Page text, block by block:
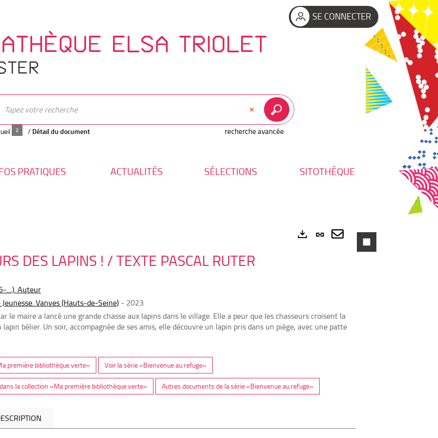
SE CONNECTER
ELSA TRIOLET
recherche avancée
/ Détail du document
PRATIQUES ACTUALITÉS SÉLECTIONS SITOTHÈQUE
Lien
permanent
Envoyer
DES LAPINS ! / TEXTE PASCAL RUTER
....). Auteur
Vanves (Hauts-de-Seine) - 2023
le maire a lancé une grande chasse aux lapins dans le village. Elle a peur que les chasseurs croisent la
lapin bélier. Un soir, accompagnée de ses amis, elle découvre un lapin pris dans un piège, avec une patte
première bibliothèque verte» Voir la série «Bienvenue au refuge»
la collection «Ma première bibliothèque verte» Autres documents de la série «Bienvenue au refuge»